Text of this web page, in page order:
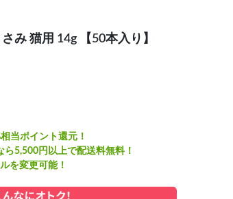
み 猫用 14g 【50本入り】
当ポイント還元！
ら5,500円以上で配送料無料！
を変更可能！